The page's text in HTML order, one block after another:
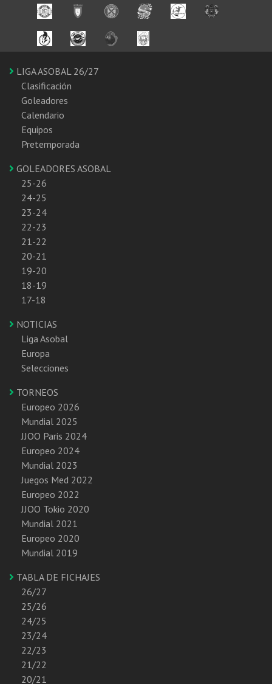
LIGA ASOBAL 26/27
Clasificación
Goleadores
Calendario
Equipos
Pretemporada
GOLEADORES ASOBAL
25-26
24-25
23-24
22-23
21-22
20-21
19-20
18-19
17-18
NOTICIAS
Liga Asobal
Europa
Selecciones
TORNEOS
Europeo 2026
Mundial 2025
JJOO Paris 2024
Europeo 2024
Mundial 2023
Juegos Med 2022
Europeo 2022
JJOO Tokio 2020
Mundial 2021
Europeo 2020
Mundial 2019
TABLA DE FICHAJES
26/27
25/26
24/25
23/24
22/23
21/22
20/21